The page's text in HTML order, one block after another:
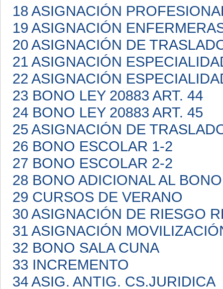
18 ASIGNACIÓN
19 ASIGNACIÓN
20 ASIGNACIÓN DE
21 ASIGNACIÓN
22 ASIGNACIÓN
23 BONO LEY 20883 ART. 44
24 BONO LEY 20883 ART. 45
25 ASIGNACIÓN DE
26 BONO ESCOLAR 1-2
27 BONO ESCOLAR 2-2
28 BONO ADICIONAL AL
29 CURSOS DE VERANO
30 ASIGNACIÓN DE RIESGO
31 ASIGNACIÓN
32 BONO SALA CUNA
33 INCREMENTO
34 ASIG. ANTIG. CS.JURIDICA